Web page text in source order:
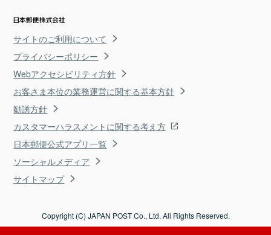
サイトのご利用について
プライバシーポリシー
Webアクセシビリティ方針
お客さま本位の業務運営に関する基本方針
勧誘方針
カスタマーハラスメントに関する考え方
日本郵便公式アプリ一覧
ソーシャルメディア
サイトマップ
Copyright (C) JAPAN POST Co., Ltd. All Rights Reserved.